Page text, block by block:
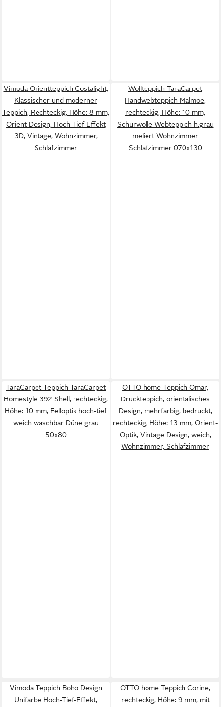
Vimoda Orientteppich Costalight,
Klassischer und moderner
Teppich, Rechteckig, Höhe: 8 mm,
Orient Design, Hoch-Tief Effekt
3D, Vintage, Wohnzimmer,
Schlafzimmer
Wollteppich TaraCarpet
Handwebteppich Malmoe,
rechteckig, Höhe: 10 mm,
Schurwolle Webteppich h.grau
meliert Wohnzimmer
Schlafzimmer 070x130
TaraCarpet Teppich TaraCarpet
Homestyle 392 Shell, rechteckig,
Höhe: 10 mm, Felloptik hoch-tief
weich waschbar Düne grau
50x80
OTTO home Teppich Omar,
Druckteppich, orientalisches
Design, mehrfarbig, bedruckt,
rechteckig, Höhe: 13 mm, Orient-
Optik, Vintage Design, weich,
Wohnzimmer, Schlafzimmer
Vimoda Teppich Boho Design
Unifarbe Hoch-Tief-Effekt,
OTTO home Teppich Corine,
rechteckig, Höhe: 9 mm, mit